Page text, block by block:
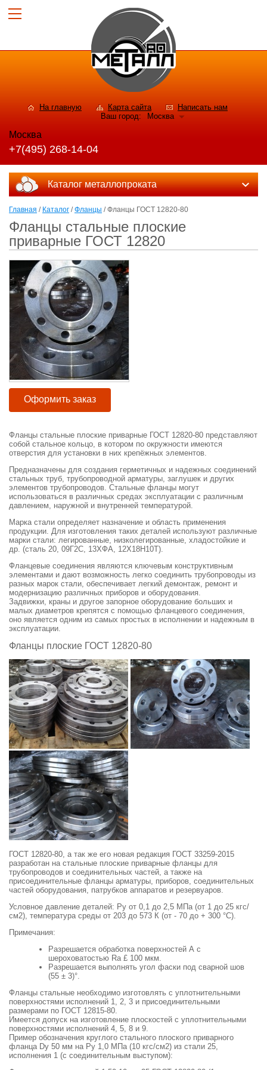
На главную Карта сайта
Написать нам
Ваш город:
Москва
Москва
+7(495) 268-14-04
Каталог металлопроката
Главная / Каталог /Фланцы / Фланцы ГОСТ 12820-80
Фланцы стальные плоские
приварные ГОСТ 12820
Оформить заказ
Фланцы стальные плоские приварные ГОСТ 12820-80 представляют
собой стальное кольцо, в котором по окружности имеются
отверстия для установки в них крепёжных элементов.
Предназначены для создания герметичных и надежных соединений
стальных труб, трубопроводной арматуры, заглушек и других
элементов трубопроводов. Стальные фланцы могут
использоваться в различных средах эксплуатации с различным
давлением, наружной и внутренней температурой.
Марка стали определяет назначение и область применения
продукции. Для изготовления таких деталей используют различные
марки стали: легированные, низколегированные, хладостойкие и
др. (сталь 20, 09Г2С, 13ХФА, 12Х18Н10Т).
Фланцевые соединения являются ключевым конструктивным
элементами и дают возможность легко соединить трубопроводы из
разных марок стали, обеспечивает легкий демонтаж, ремонт и
модернизацию различных приборов и оборудования.
Задвижки, краны и другое запорное оборудование больших и
малых диаметров крепятся с помощью фланцевого соединения,
оно является одним из самых простых в исполнении и надежным в
эксплуатации.
Фланцы плоские ГОСТ 12820-80
ГОСТ 12820-80, а так же его новая редакция ГОСТ 33259-2015
разработан на стальные плоские приварные фланцы для
трубопроводов и соединительных частей, а также на
присоединительные фланцы арматуры, приборов, соединительных
частей оборудования, патрубков аппаратов и резервуаров.
Условное давление деталей: Ру от 0,1 до 2,5 МПа (от 1 до 25 кгс/
см2), температура среды от 203 до 573 К (от - 70 до + 300 °С).
Примечания:
Разрешается обработка поверхностей А с
шероховатостью Ra £ 100 мкм.
Разрешается выполнять угол фаски под сварной шов
(55 ± 3)°.
Фланцы стальные необходимо изготовлять с уплотнительными
поверхностями исполнений 1, 2, 3 и присоединительными
размерами по ГОСТ 12815-80.
Имеется допуск на изготовление плоскостей с уплотнительными
поверхностями исполнений 4, 5, 8 и 9.
Пример обозначения круглого стального плоского приварного
фланца Dy 50 мм на Ру 1,0 МПа (10 кгс/см2) из стали 25,
исполнения 1 (с соединительным выступом):